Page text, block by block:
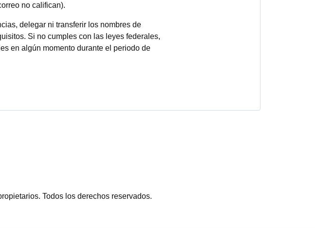
no califican).
delegar ni transferir los nombres de
Si no cumples con las leyes federales,
en algún momento durante el periodo de
Todos los derechos reservados.